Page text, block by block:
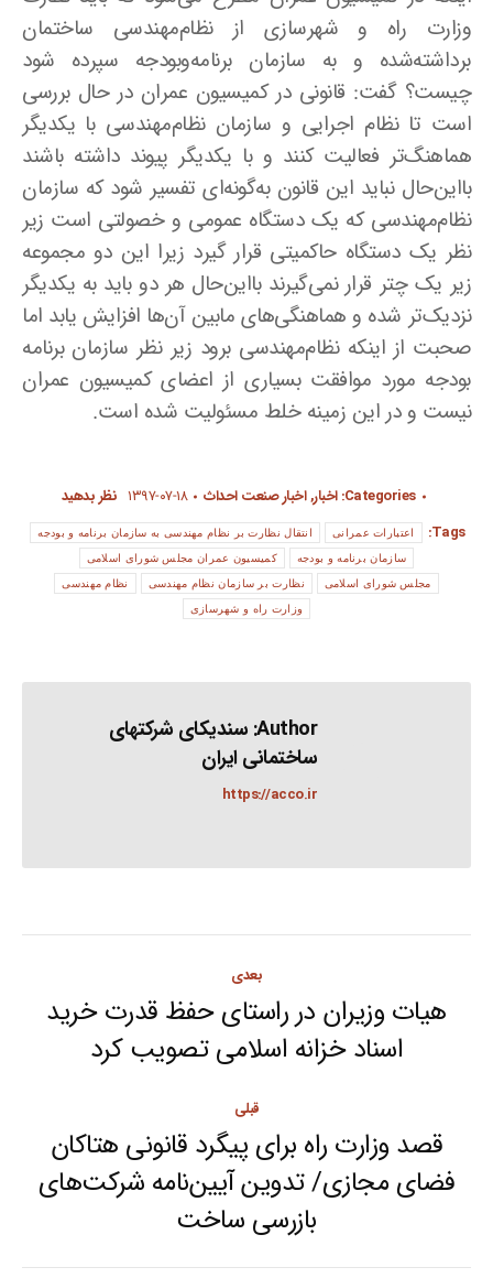
وزارت راه و شهرسازی از نظام‌مهندسی ساختمان
برداشته‌شده و به سازمان برنامه‌وبودجه سپرده شود
چیست؟ گفت: قانونی در کمیسیون عمران در حال بررسی
است تا نظام اجرایی و سازمان نظام‌مهندسی با یکدیگر
هماهنگ‌تر فعالیت کنند و با یکدیگر پیوند داشته باشند
بااین‌حال نباید این قانون به‌گونه‌ای تفسیر شود که سازمان
نظام‌مهندسی که یک دستگاه عمومی و خصولتی است زیر
نظر یک دستگاه حاکمیتی قرار گیرد زیرا این دو مجموعه
زیر یک چتر قرار نمی‌گیرند بااین‌حال هر دو باید به یکدیگر
نزدیک‌تر شده و هماهنگی‌های مابین آن‌ها افزایش یابد اما
صحبت از اینکه نظام‌مهندسی برود زیر نظر سازمان برنامه
بودجه مورد موافقت بسیاری از اعضای کمیسیون عمران
نیست و در این زمینه خلط مسئولیت شده است.
Categories: اخبار,اخبار صنعت احداث ۱۳۹۷-۰۷-۱۸ نظر بدهید
Tags:
اعتبارات عمرانی انتقال نظارت بر نظام مهندسی به سازمان برنامه و بودجه
سازمان برنامه و بودجه کمیسیون عمران مجلس شورای اسلامی
مجلس شورای اسلامی نظارت بر سازمان نظام مهندسی نظام مهندسی
وزارت راه و شهرسازی
Author: سندیکای شرکتهای
ساختمانی ایران
https://acco.ir
navigation
قبلی
Previous
post:
قصد وزارت راه برای پیگرد قانونی هتاکان
فضای مجازی/ تدوین آیین‌نامه شرکت‌های
بازرسی ساخت
بعدی
Next
post:
هیات وزیران در راستای حفظ قدرت خرید
اسناد خزانه اسلامی تصویب کرد